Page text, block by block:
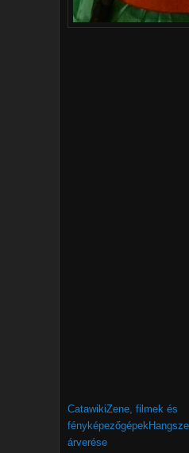
CatawikiZene, filmek és
fényképezőgépek
árverése